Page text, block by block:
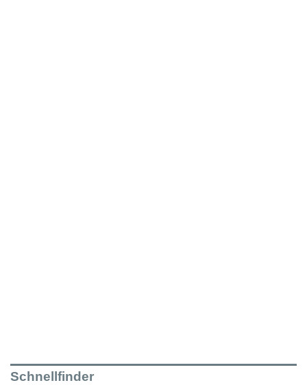
Schnellfinder